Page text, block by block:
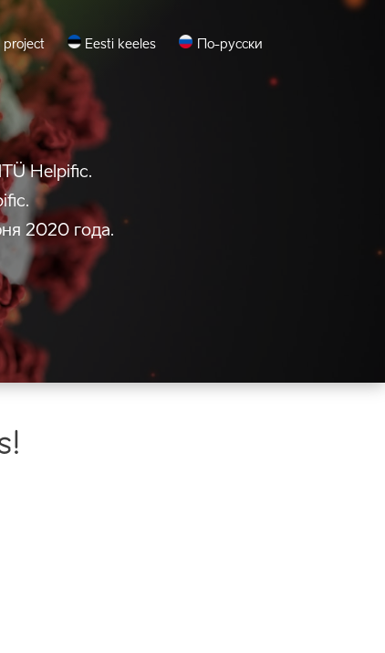
project Eesti keeles По-русски
Helpific.
2020 года.